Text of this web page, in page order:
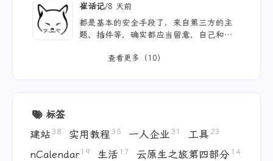
崔话记/8 天前
都是基本的安全手段了，来自第三方的主
题、插件等，确实都应当留意，自己和用ai
查看更多（10）
标签
建站 38 实用教程 35 一人企业 31 工具 23
nCalendar 19 生活 17 云原生之旅第四部分 14